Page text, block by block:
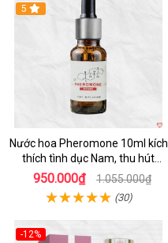
5
Nước hoa Pheromone 10ml kích
thích tình dục Nam, thu hút
mạnh
950.000₫ 1.055.000₫
(30)
-12%